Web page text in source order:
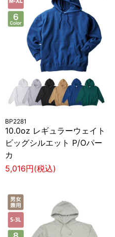
BP2281
10.0oz レギュラーウェイト
ビッグシルエット P/Oパー
カ
5,016円(税込)